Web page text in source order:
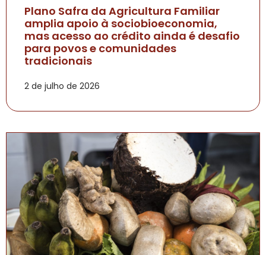
Plano Safra da Agricultura Familiar
amplia apoio à sociobioeconomia,
mas acesso ao crédito ainda é desafio
para povos e comunidades
tradicionais
2 de julho de 2026